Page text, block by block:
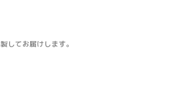
してお届けします。